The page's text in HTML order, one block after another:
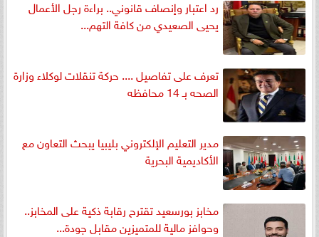
رد اعتبار وإنصاف قانوني.. براءة رجل الأعمال
يحيى الصعيدي من كافة التهم...
تعرف على تفاصيل .... حركة تنقلات لوكلاء وزارة
الصحه بـ 14 محافظه
مدير التعليم الإلكتروني بليبيا يبحث التعاون مع
الأكاديمية البحرية
مخابز بورسعيد تقترح رقابة ذكية على المخابز..
وحوافز مالية للمتميزين مقابل جودة...